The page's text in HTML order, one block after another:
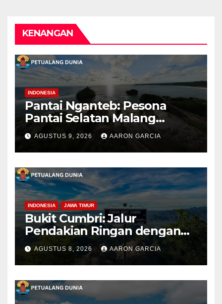
KENANGAN
INDONESIA
Pantai Nganteb: Pesona
Pantai Selatan Malang
dengan Ombak Besar dan
Suasana Alami
AGUSTUS 9, 2026 AARON GARCIA
INDONESIA JAWA TIMUR
Bukit Cumbri: Jalur
Pendakian Ringan dengan
Panorama Perbukitan
AGUSTUS 8, 2026 AARON GARCIA